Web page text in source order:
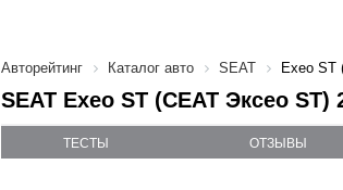
Авторейтинг Каталог авто SEAT Exeo ST
SEAT Exeo ST (СЕАТ Экcео ST)
ТЕСТЫ ОТЗЫВЫ